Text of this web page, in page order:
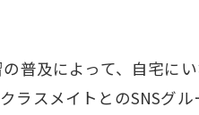
普及によって、自宅に
スメイトとのSNSグル